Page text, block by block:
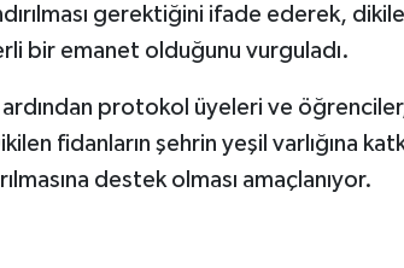
gerektiğini ifade ederek,
bir emanet olduğunu vurguladı.
ardından protokol üyeleri ve
fidanların şehrin yeşil varlığına
destek olması amaçlanıyor.